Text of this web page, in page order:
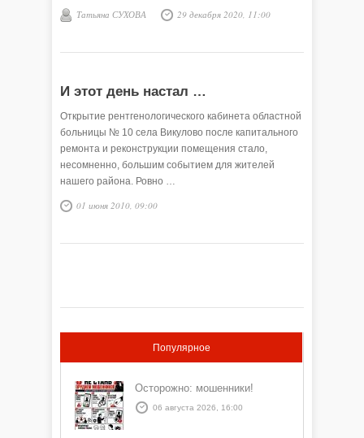
станции скорой медицинской помощи и 33 машины
для муниципальных районов.
Татьяна СУХОВА 29 декабря 2020, 11:00
И этот день настал …
Открытие рентгенологического кабинета областной
больницы № 10 села Викулово после капитального
ремонта и реконструкции помещения стало,
несомненно, большим событием для жителей
нашего района. Ровно …
01 июня 2010, 09:00
Популярное
Осторожно: мошенники!
06 августа 2026, 16:00